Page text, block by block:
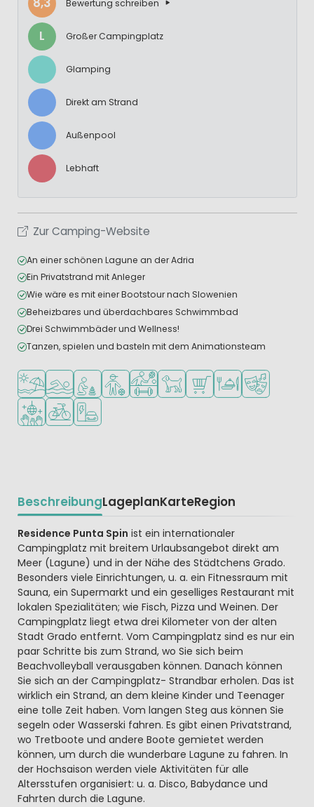
Bewertung schreiben
L Großer Campingplatz
Glamping
Direkt am Strand
Außenpool
Lebhaft
Zur Camping-Website
An einer schönen Lagune an der Adria
Ein Privatstrand mit Anleger
Wie wäre es mit einer Bootstour nach Slowenien
Beheizbares und überdachbares Schwimmbad
Drei Schwimmbäder und Wellness!
Tanzen, spielen und basteln mit dem Animationsteam
Am Strand und Meer
FreibadEmpfohlen für kleine Kinder
Empfohlen für Teenager
Viele Sportmöglichkeiten
Haustiere erlaubt
Supermarkt/Laden
Restaurant oder
DiskothekFahrradverleih
Ladestation für E-Autos
BeschreibungLageplanKarteRegion
Beschrijving
Residence Punta Spin ist ein internationaler
Campingplatz mit breitem Urlaubsangebot direkt am
Meer (Lagune) und in der Nähe des Städtchens Grado.
Besonders viele Einrichtungen, u. a. ein Fitnessraum mit
Sauna, ein Supermarkt und ein geselliges Restaurant mit
lokalen Spezialitäten; wie Fisch, Pizza und Weinen. Der
Campingplatz liegt etwa drei Kilometer von der alten
Stadt Grado entfernt. Vom Campingplatz sind es nur ein
paar Schritte bis zum Strand, wo Sie sich beim
Beachvolleyball verausgaben können. Danach können
Sie sich an der Campingplatz- Strandbar erholen. Das ist
wirklich ein Strand, an dem kleine Kinder und Teenager
eine tolle Zeit haben. Vom langen Steg aus können Sie
segeln oder Wasserski fahren. Es gibt einen Privatstrand,
wo Tretboote und andere Boote gemietet werden
können, um durch die wunderbare Lagune zu fahren. In
der Hochsaison werden viele Aktivitäten für alle
Altersstufen organisiert: u. a. Disco, Babydance und
Fahrten durch die Lagune.